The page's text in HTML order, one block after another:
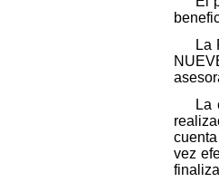
La
La
vez